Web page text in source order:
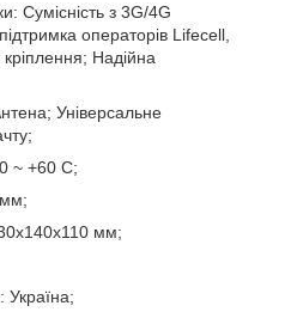
Сумісність з 3G/4G
операторів Lifecell,
Надійна
Універсальне
~ +60 C;
мм;
Україна;